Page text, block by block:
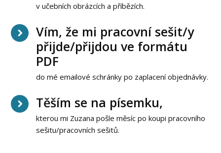
v učebních obrázcích a příbězích.
Vím, že mi pracovní sešit/y
přijde/přijdou ve formátu
PDF
do mé emailové schránky po zaplacení objednávky.
Těším se na písemku,
kterou mi Zuzana pošle měsíc po koupi pracovního
sešitu/pracovních sešitů.